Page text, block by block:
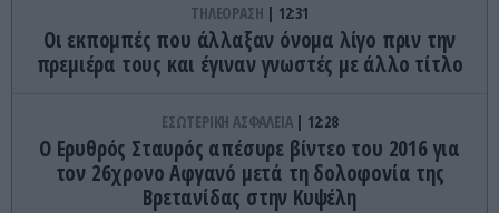
ΤΗΛΕΟΡΑΣΗ 12:31
Οι εκπομπές που άλλαξαν όνομα λίγο πριν την
πρεμιέρα τους και έγιναν γνωστές με άλλο τίτλο
ΕΣΩΤΕΡΙΚΗ ΑΣΦΑΛΕΙΑ 12:28
Ο Ερυθρός Σταυρός απέσυρε βίντεο του 2016 για
τον 26χρονο Αφγανό μετά τη δολοφονία της
Βρετανίδας στην Κυψέλη